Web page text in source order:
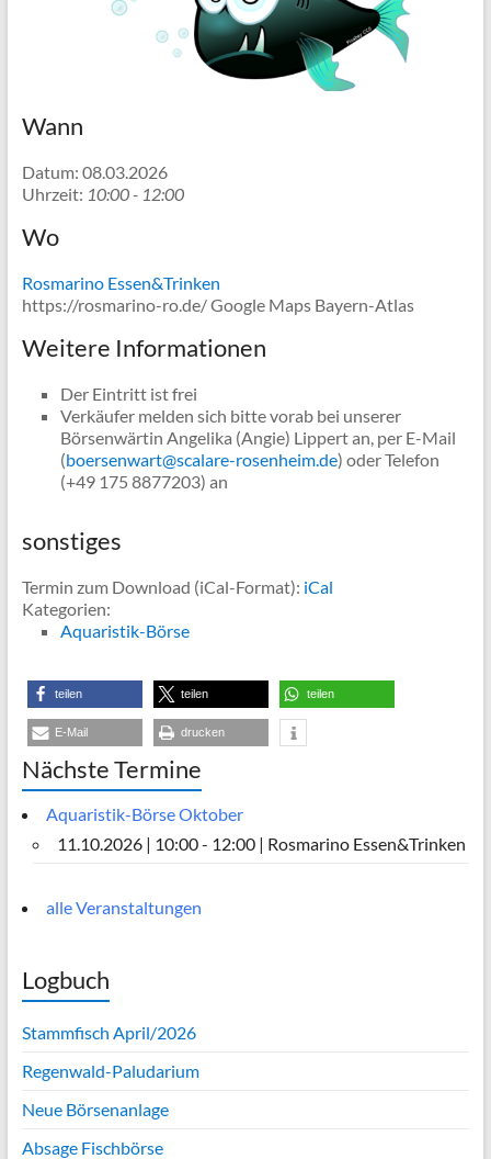
Wann
Datum: 08.03.2026
Uhrzeit: 10:00 - 12:00
Wo
Rosmarino Essen&Trinken
https://rosmarino-ro.de/ Google Maps Bayern-Atlas
Weitere Informationen
Der Eintritt ist frei
Verkäufer melden sich bitte vorab bei unserer
Börsenwärtin Angelika (Angie) Lippert an, per E-Mail
(boersenwart@scalare-rosenheim.de) oder Telefon
(+49 175 8877203) an
sonstiges
Termin zum Download (iCal-Format): iCal
Kategorien:
Aquaristik-Börse
teilen teilen teilen
E-Mail drucken
Nächste Termine
Aquaristik-Börse Oktober
11.10.2026 | 10:00 - 12:00 | Rosmarino Essen&Trinken
alle Veranstaltungen
Logbuch
Stammfisch April/2026
Regenwald-Paludarium
Neue Börsenanlage
Absage Fischbörse